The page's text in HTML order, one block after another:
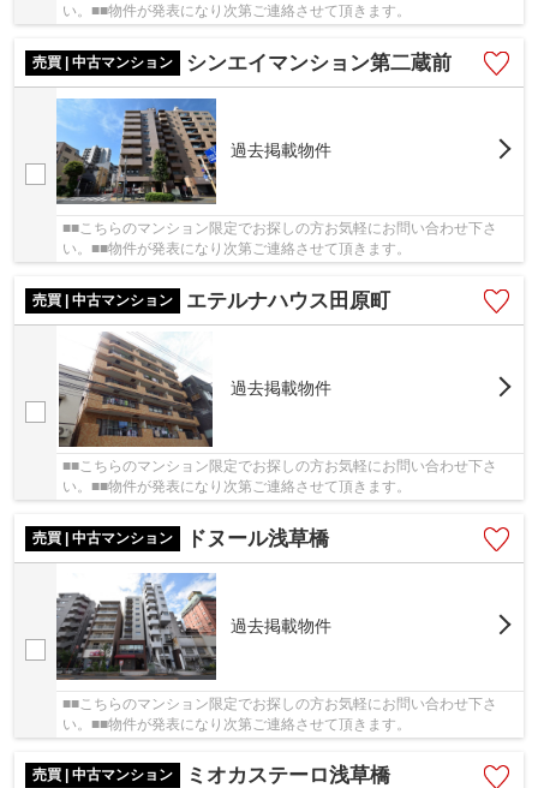
い。■■物件が発表になり次第ご連絡させて頂きます。
売買 | 中古マンション シンエイマンション第二蔵前
過去掲載物件
■■こちらのマンション限定でお探しの方お気軽にお問い合わせ下さ
い。■■物件が発表になり次第ご連絡させて頂きます。
売買 | 中古マンション エテルナハウス田原町
過去掲載物件
■■こちらのマンション限定でお探しの方お気軽にお問い合わせ下さ
い。■■物件が発表になり次第ご連絡させて頂きます。
売買 | 中古マンション ドヌール浅草橋
過去掲載物件
■■こちらのマンション限定でお探しの方お気軽にお問い合わせ下さ
い。■■物件が発表になり次第ご連絡させて頂きます。
売買 | 中古マンション ミオカステーロ浅草橋